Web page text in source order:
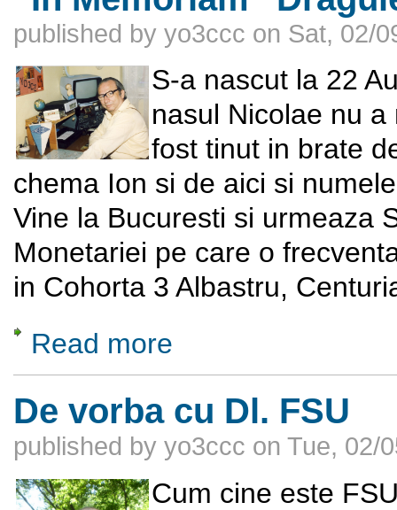
published by yo3ccc on Sat, 02/
S-a nascut la 22
nasul Nicolae nu
fost tinut in brate
chema Ion si de aici si
Vine la Bucuresti si urmeaza
Monetariei pe care o
in Cohorta 3 Albastru,
Read more
De vorba cu Dl. FSU
published by yo3ccc on Tue, 02/
Cum cine este